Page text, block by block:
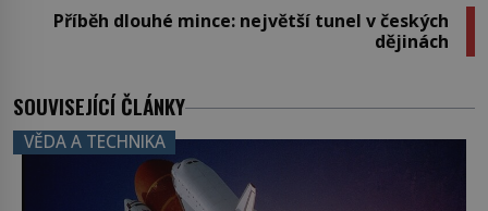
Příběh dlouhé mince: největší tunel v českých
dějinách
SOUVISEJÍCÍ ČLÁNKY
VĚDA A TECHNIKA